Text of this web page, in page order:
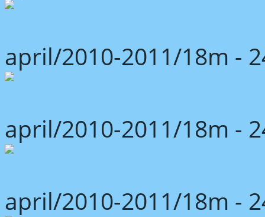
april/2010-2011/18m -
april/2010-2011/18m -
april/2010-2011/18m -